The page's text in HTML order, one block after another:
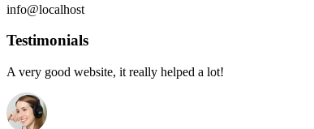
info@localhost
Testimonials
A very good website, it really helped a lot!